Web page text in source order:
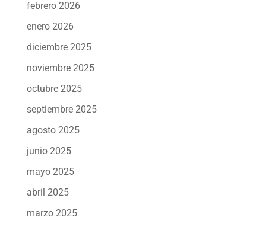
febrero 2026
enero 2026
diciembre 2025
noviembre 2025
octubre 2025
septiembre 2025
agosto 2025
junio 2025
mayo 2025
abril 2025
marzo 2025